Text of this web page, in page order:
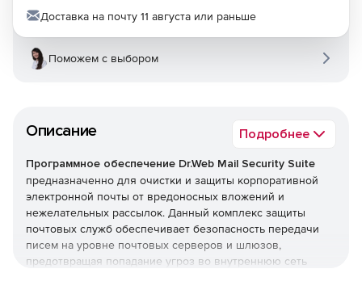
Описание Подробнее
Программное обеспечение Dr.Web Mail Security Suite
предназначенно для очистки и защиты корпоративной
электронной почты от вредоносных вложений и
нежелательных рассылок. Данный комплекс защиты
почтовых служб обеспечивает безопасность передачи
писем на уровне почтовых серверов и шлюзов,
предотвращая попадание угроз во внутреннюю сеть
Доставка на почту 11 августа или раньше
Поможем с выбором